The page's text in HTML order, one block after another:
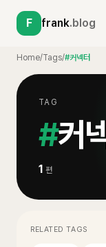
F frank.blog
Home/Tags/#커넥터
TAG
#커
1 편
RELATED TAGS